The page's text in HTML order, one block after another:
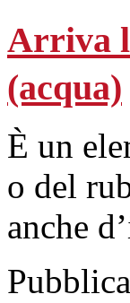
Arriva
(acqua)
È un
o del
anche